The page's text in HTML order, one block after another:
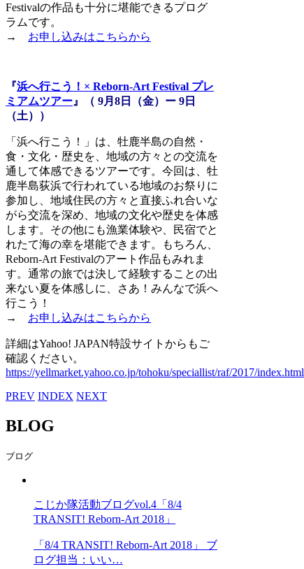
Festivalの作品も十分に堪能できるプログ
ラムです。
→ お申し込みはこちらから
『浜へ行こう！× Reborn-Art Festival プレ
ミアムツアー 』（ 9月8日（金）ー 9日
（土））
「浜へ行こう！」は、牡鹿半島の自然・
食・文化・歴史を、地域の方々との交流を
通して体感できるツアーです。今回は、牡
鹿半島荻浜で行われている地域のお祭りに
参加し、地域住民の方々と直接ふれ合いな
がら交流を深め、地域の文化や歴史を体感
します。その他にも漁業体験や、民宿でと
れたて海の幸を堪能できます。もちろん、
Reborn-Art Festivalのアート作品もみれま
す。通常の旅では決して経験することの出
来ない夏を体感しに、さあ！みんなで浜へ
行こう！
→ お申し込みはこちらから
詳細はYahoo! JAPAN特設サイトからもご
確認ください。
https://yellmarket.yahoo.co.jp/tohoku/speciallist/raf/2017/index.html
PREV INDEX NEXT
BLOG
ブログ
こじか隊活動ブログvol.4「8/4
TRANSIT! Reborn-Art 2018」
「8/4 TRANSIT! Reborn-Art 2018」 ブ
ログ担当：いい…